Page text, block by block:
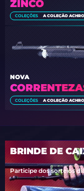
ZINCO
COLEÇÕES A COLEÇÃO
NOVA
COLEÇÕES A COLEÇÃO
BRINDE DE
Participe dos sorteios